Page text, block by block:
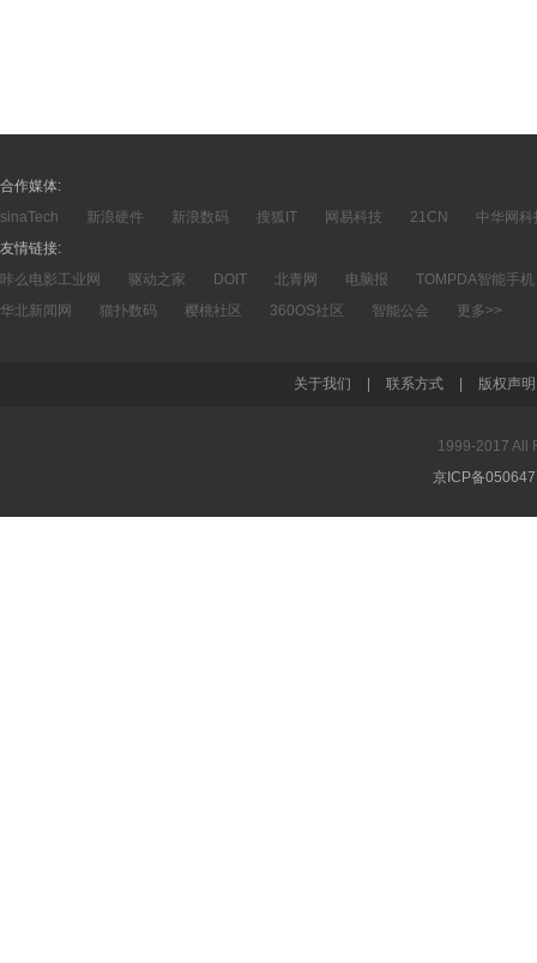
合作媒体:
sinaTech
新浪硬件 新浪数码 搜狐IT 网易科技 21CN
中华网科
友情链接:
咔么电影工业网
驱动之家 DOIT 北青网 电脑报
TOMPDA智能手机
华北新闻网
猫扑数码 樱桃社区 360OS社区 智能公会 更多>>
关于我们 联系方式 版权声明
1999-2017 All
京ICP备